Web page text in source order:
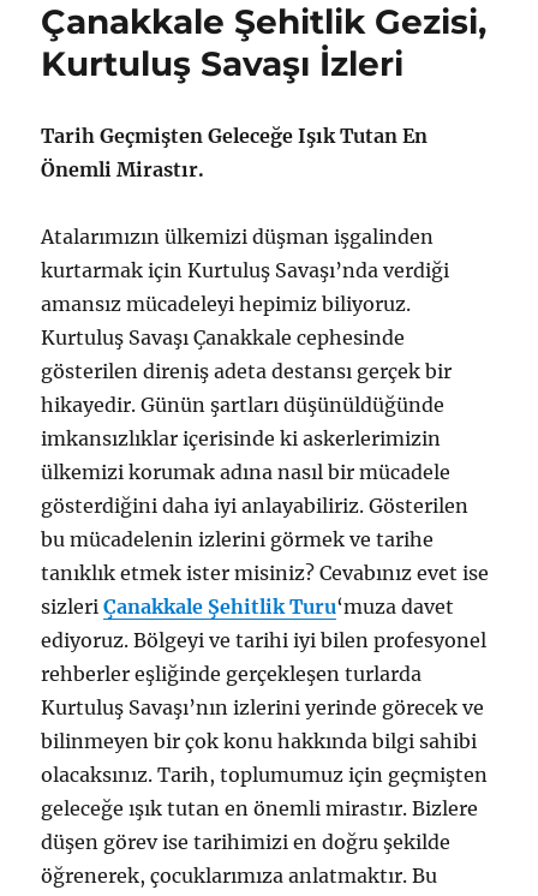
Çanakkale Şehitlik Gezisi,
Kurtuluş Savaşı İzleri
Tarih Geçmişten Geleceğe Işık Tutan En
Önemli Mirastır.
Atalarımızın ülkemizi düşman işgalinden
kurtarmak için Kurtuluş Savaşı’nda verdiği
amansız mücadeleyi hepimiz biliyoruz.
Kurtuluş Savaşı Çanakkale cephesinde
gösterilen direniş adeta destansı gerçek bir
hikayedir. Günün şartları düşünüldüğünde
imkansızlıklar içerisinde ki askerlerimizin
ülkemizi korumak adına nasıl bir mücadele
gösterdiğini daha iyi anlayabiliriz. Gösterilen
bu mücadelenin izlerini görmek ve tarihe
tanıklık etmek ister misiniz? Cevabınız evet ise
sizleriÇanakkale Şehitlik Turu‘muza davet
ediyoruz. Bölgeyi ve tarihi iyi bilen profesyonel
rehberler eşliğinde gerçekleşen turlarda
Kurtuluş Savaşı’nın izlerini yerinde görecek ve
bilinmeyen bir çok konu hakkında bilgi sahibi
olacaksınız. Tarih, toplumumuz için geçmişten
geleceğe ışık tutan en önemli mirastır. Bizlere
düşen görev ise tarihimizi en doğru şekilde
öğrenerek, çocuklarımıza anlatmaktır. Bu